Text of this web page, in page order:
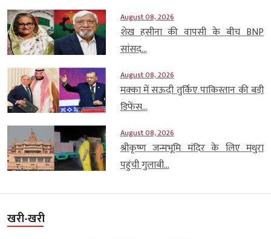
August 08, 2026
शेख हसीना की वापसी के बीच BNP
सांसद...
August 08, 2026
मक्का में सऊदी तुर्किए पाकिस्तान की बड़ी
डिफेंस...
August 08, 2026
श्रीकृष्ण जन्मभूमि मंदिर के लिए मथुरा
पहुंची गुलाबी...
खरी-खरी